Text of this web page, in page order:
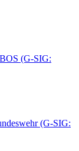
(G-SIG:
(G-SIG: